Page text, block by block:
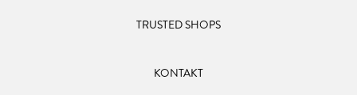
TRUSTED SHOPS
KONTAKT